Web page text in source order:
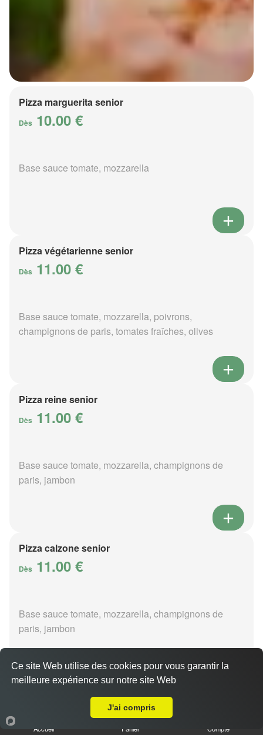
Pizza marguerita senior
Dès 10.00 €
Base sauce tomate, mozzarella
Pizza végétarienne senior
Dès 11.00 €
Base sauce tomate, mozzarella, poivrons,
champignons de paris, tomates fraîches, olives
Pizza reine senior
Dès 11.00 €
Base sauce tomate, mozzarella, champignons de
paris, jambon
Pizza calzone senior
Dès 11.00 €
Base sauce tomate, mozzarella, champignons de
paris, jambon
Pizza 4 fromages senior
Accueil Panier Compte
Ce site Web utilise des cookies pour vous garantir la
meilleure expérience sur notre site Web
J'ai compris